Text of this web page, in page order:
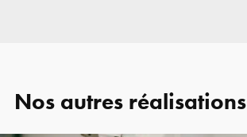
Nos autres réalisations